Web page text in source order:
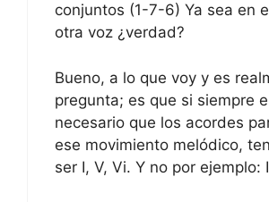
conjuntos (1-7-6) Ya sea en
otra voz ¿verdad?
Bueno, a lo que voy y es
pregunta; es que si siempre
necesario que los acordes
ese movimiento melódico,
ser I, V, Vi. Y no por ejemplo: